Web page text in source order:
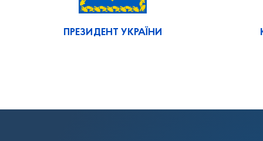
ПРЕЗИДЕНТ УКРАЇНИ